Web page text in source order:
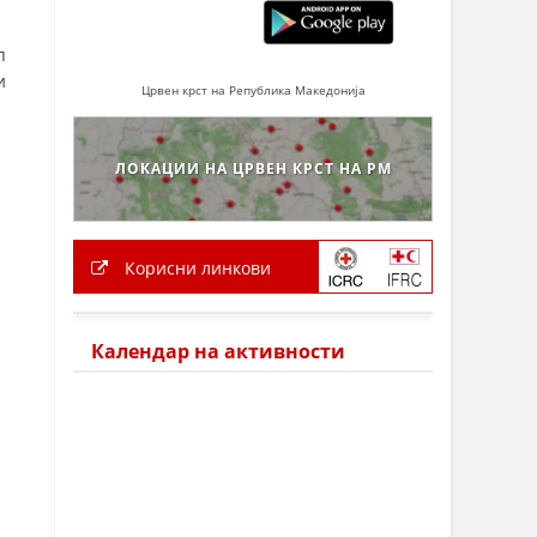
Црвен крст на Република Македонија
ЛОКАЦИИ НА ЦРВЕН КРСТ НА РМ
Корисни линкови
Календар на активности